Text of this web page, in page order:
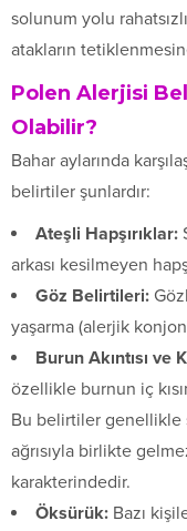
solunum yolu
atakların
Polen Alerjisi
Olabilir?
Bahar aylarında
belirtiler şunlardır:
Ateşli Hapşırıklar:
arkası kesilmeyen
Göz Belirtileri:
yaşarma (alerjik
Burun Akıntısı ve
özellikle burnun iç
Bu belirtiler genellikle
ağrısıyla birlikte
karakterindedir.
Öksürük: Bazı